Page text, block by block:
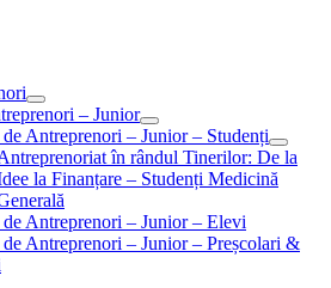
– Junior
de Antreprenori – Junior – Studenți
în rândul Tinerilor: De la
la Finanțare – Studenți Medicină
de Antreprenori – Junior – Elevi
de Antreprenori – Junior – Preșcolari &